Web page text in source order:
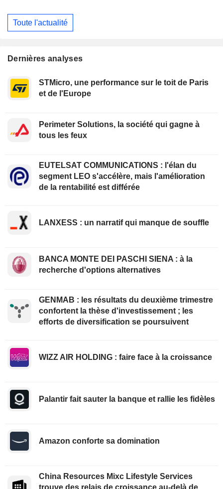
Toute l'actualité
Dernières analyses
STMicro, une performance sur le toit de Paris
et de l'Europe
Perimeter Solutions, la société qui gagne à
tous les feux
EUTELSAT COMMUNICATIONS : l'élan du
segment LEO s'accélère, mais l'amélioration
de la rentabilité est différée
LANXESS : un narratif qui manque de souffle
BANCA MONTE DEI PASCHI SIENA : à la
recherche d'options alternatives
GENMAB : les résultats du deuxième trimestre
confortent la thèse d'investissement ; les
efforts de diversification se poursuivent
WIZZ AIR HOLDING : faire face à la croissance
Palantir fait sauter la banque et rallie les fidèles
Amazon conforte sa domination
China Resources Mixc Lifestyle Services